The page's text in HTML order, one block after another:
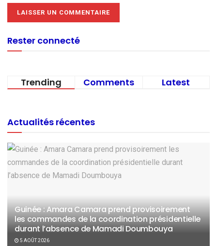
Rester connecté
Trending Comments Latest
Actualités récentes
Guinée : Amara Camara prend provisoirement
les commandes de la coordination présidentielle
durant l’absence de Mamadi Doumbouya
5 AOÛT 2026